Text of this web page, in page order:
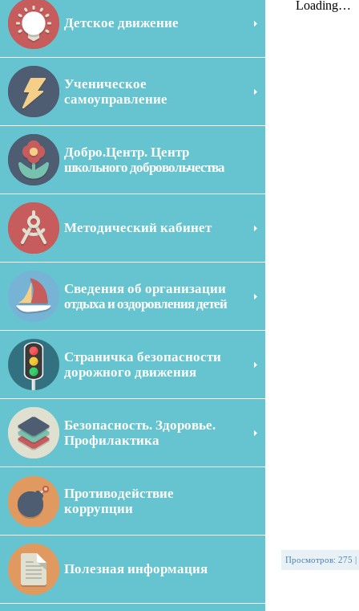
Детское движение
Ученическое
самоуправление
Добро.Центр. Центр
школьного добровольчества
Методический кабинет
Сведения об организации
отдыха и оздоровления детей
Страничка безопасности
дорожного движения
Безопасность. Здоровье.
Профилактика
Противодействие
коррупции
Полезная информация
Просмотров: 275